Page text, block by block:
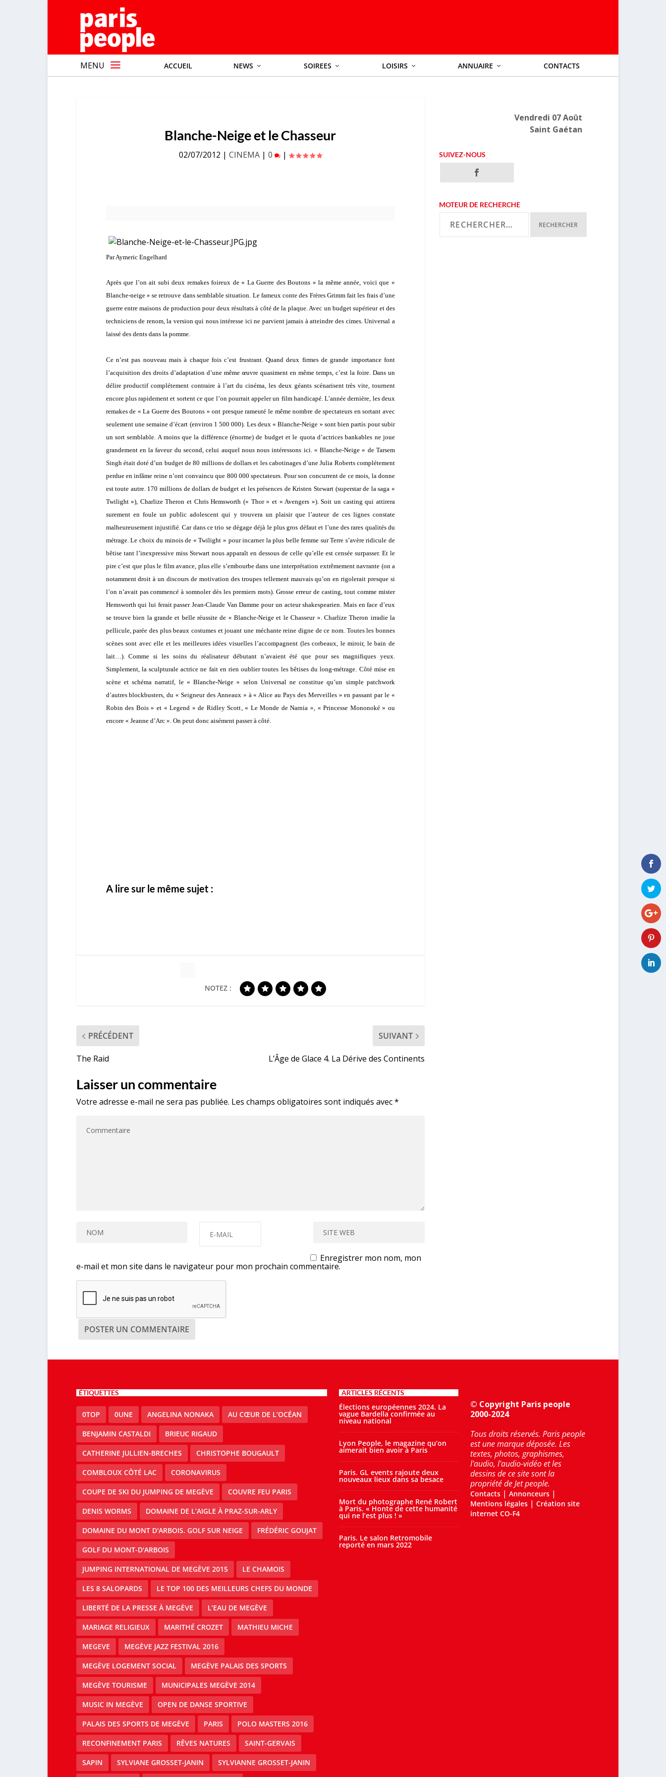
MENU ACCUEIL NEWS SOIREES LOISIRS ANNUAIRE CONTACTS
Blanche-Neige et le Chasseur
02/07/2012 |CINEMA |0 |
Par Aymeric Engelhard
Après que l’on ait subi deux remakes foireux de « La Guerre des Boutons » la même année, voici que «
Blanche-neige » se retrouve dans semblable situation. Le fameux conte des Frères Grimm fait les frais d’une
guerre entre maisons de production pour deux résultats à côté de la plaque. Avec un budget supérieur et des
techniciens de renom, la version qui nous intéresse ici ne parvient jamais à atteindre des cimes. Universal a
laissé des dents dans la pomme.
Ce n’est pas nouveau mais à chaque fois c’est frustrant. Quand deux firmes de grande importance font
l’acquisition des droits d’adaptation d’une même œuvre quasiment en même temps, c’est la foire. Dans un
délire productif complétement contraire à l’art du cinéma, les deux géants scénarisent très vite, tournent
encore plus rapidement et sortent ce que l’on pourrait appeler un film handicapé. L’année dernière, les deux
remakes de « La Guerre des Boutons » ont presque rameuté le même nombre de spectateurs en sortant avec
seulement une semaine d’écart (environ 1 500 000). Les deux « Blanche-Neige » sont bien partis pour subir
un sort semblable. A moins que la différence (énorme) de budget et le quota d’actrices bankables ne joue
grandement en la faveur du second, celui auquel nous nous intéressons ici. « Blanche-Neige » de Tarsem
Singh était doté d’un budget de 80 millions de dollars et les cabotinages d’uneJulia Robertscomplétement
perdue en infâme reine n’ont convaincu que 800 000 spectateurs. Pour son concurrent de ce mois, la donne
est toute autre. 170 millions de dollars de budget et les présences deKristen Stewart (superstar de la saga «
Twilight »), Charlize Theron et Chris Hemsworth (« Thor » et « Avengers »). Soit un casting qui attirera
surement en foule un public adolescent qui y trouvera un plaisir que l’auteur de ces lignes constate
malheureusement injustifié. Car dans ce trio se dégage déjà le plus gros défaut et l’une des rares qualités du
métrage. Le choix du minois de « Twilight » pour incarner la plus belle femme sur Terre s’avère ridicule de
bêtise tant l’inexpressive miss Stewart nous apparaît en dessous de celle qu’elle est censée surpasser. Et le
pire c’est que plus le film avance, plus elle s’embourbe dans une interprétation extrêmement navrante (on a
notamment droit à un discours de motivation des troupes tellement mauvais qu’on en rigolerait presque si
l’on n’avait pas commencé à somnoler dès les premiers mots). Grosse erreur de casting, tout comme mister
Hemsworth qui lui ferait passerJean-Claude Van Damme pour un acteur shakespearien. Mais en face d’eux
se trouve bien la grande et belle réussite de « Blanche-Neige et le Chasseur ». Charlize Theron irradie la
pellicule, parée des plus beaux costumes et jouant une méchante reine digne de ce nom. Toutes les bonnes
scènes sont avec elle et les meilleures idées visuelles l’accompagnent (les corbeaux, le miroir, le bain de
lait…). Comme si les soins du réalisateur débutant n’avaient été que pour ses magnifiques yeux.
Simplement, la sculpturale actrice ne fait en rien oublier toutes les bêtises du long-métrage. Côté mise en
scène et schéma narratif, le « Blanche-Neige » selon Universal ne constitue qu’un simple patchwork
d’autres blockbusters, du « Seigneur des Anneaux » à « Alice au Pays des Merveilles » en passant par le «
Robin des Bois » et « Legend » de Ridley Scott , « Le Monde de Narnia », « Princesse Mononoké » ou
encore « Jeanne d’Arc ». On peut donc aisément passer à côté.
A lire sur le même sujet :
NOTEZ :
PRÉCÉDENT
The Raid
SUIVANT
L’Âge de Glace 4. La Dérive des Continents
Laisser un commentaire
Votre adresse e-mail ne sera pas publiée. Les champs obligatoires sont indiqués avec*
Enregistrer mon nom, mon
e-mail et mon site dans le navigateur pour mon prochain commentaire.
Vendredi 07 Août
Saint Gaétan
SUIVEZ-NOUS
MOTEUR DE RECHERCHE
ÉTIQUETTES
0TOP 0UNE ANGELINA NONAKA AU CŒUR DE L’OCÉAN
BENJAMIN CASTALDI BRIEUC RIGAUD
CATHERINE JULLIEN-BRECHES CHRISTOPHE BOUGAULT
COMBLOUX CÔTÉ LAC CORONAVIRUS
COUPE DE SKI DU JUMPING DE MEGÈVE COUVRE FEU PARIS
DENIS WORMS DOMAINE DE L’AIGLE À PRAZ-SUR-ARLY
DOMAINE DU MONT D'ARBOIS. GOLF SUR NEIGE FRÉDÉRIC GOUJAT
GOLF DU MONT-D'ARBOIS
JUMPING INTERNATIONAL DE MEGÈVE 2015 LE CHAMOIS
LES 8 SALOPARDS LE TOP 100 DES MEILLEURS CHEFS DU MONDE
LIBERTÉ DE LA PRESSE À MEGÈVE L’EAU DE MEGÈVE
MARIAGE RELIGIEUX MARITHÉ CROZET MATHIEU MICHE
MEGEVE MEGÈVE JAZZ FESTIVAL 2016
MEGÈVE LOGEMENT SOCIAL MEGÈVE PALAIS DES SPORTS
MEGÈVE TOURISME MUNICIPALES MEGÈVE 2014
MUSIC IN MEGÈVE OPEN DE DANSE SPORTIVE
PALAIS DES SPORTS DE MEGÈVE PARIS POLO MASTERS 2016
RECONFINEMENT PARIS RÊVES NATURES SAINT-GERVAIS
SAPIN SYLVIANE GROSSET-JANIN SYLVIANNE GROSSET-JANIN
ARTICLES RÉCENTS
Élections européennes 2024. La
vague Bardella confirmée au
niveau national
Lyon People, le magazine qu’on
aimerait bien avoir à Paris
Paris. GL events rajoute deux
nouveaux lieux dans sa besace
Mort du photographe René Robert
à Paris. « Honte de cette humanité
qui ne l’est plus ! »
Paris. Le salon Retromobile
reporté en mars 2022
© Copyright Paris people
2000-2024
Tous droits réservés. Paris people
est une marque déposée. Les
textes, photos, graphismes,
l'audio, l'audio-vidéo et les
dessins de ce site sont la
propriété de Jet people.
Contacts |Annonceurs |
Mentions légales |Création site
internet CO-F4